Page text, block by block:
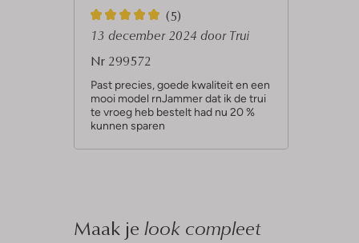
5
S
t
e
r
r
e
(5)
13 december 2024 door Trui
Nr 299572
Past precies, goede kwaliteit en een
mooi model rnJammer dat ik de trui
te vroeg heb bestelt had nu 20 %
kunnen sparen
Maak je look compleet